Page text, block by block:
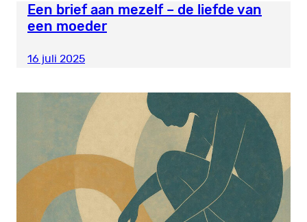
Een brief aan mezelf – de liefde van
een moeder
16 juli 2025